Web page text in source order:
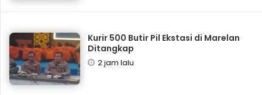
Kurir 500 Butir Pil Ekstasi di Marelan
Ditangkap
2 jam lalu